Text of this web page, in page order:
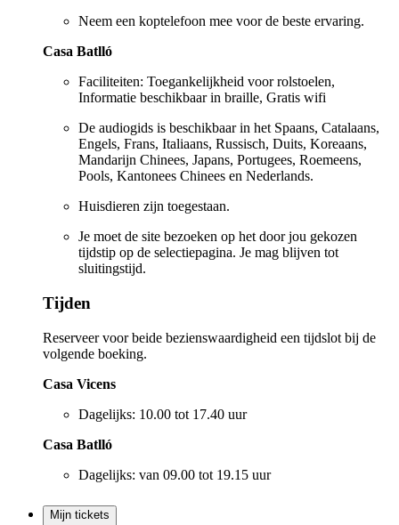
Neem een koptelefoon mee voor de beste ervaring.
Casa Batlló
Faciliteiten: Toegankelijkheid voor rolstoelen,
Informatie beschikbaar in braille, Gratis wifi
De audiogids is beschikbaar in het Spaans, Catalaans,
Engels, Frans, Italiaans, Russisch, Duits, Koreaans,
Mandarijn Chinees, Japans, Portugees, Roemeens,
Pools, Kantonees Chinees en Nederlands.
Huisdieren zijn toegestaan.
Je moet de site bezoeken op het door jou gekozen
tijdstip op de selectiepagina. Je mag blijven tot
sluitingstijd.
Tijden
Reserveer voor beide bezienswaardigheid een tijdslot bij de
volgende boeking.
Casa Vicens
Dagelijks: 10.00 tot 17.40 uur
Casa Batlló
Dagelijks: van 09.00 tot 19.15 uur
Mijn tickets